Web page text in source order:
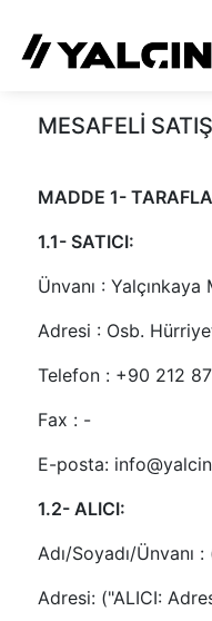
MESAFELİ
MADDE 1-
1.1- SATICI:
Ünvanı :
Adresi : Osb.
Telefon : +90 212
Fax : -
E-posta:
1.2- ALICI:
Adı/Soyadı/Ünvanı
Adresi: ("ALICI: